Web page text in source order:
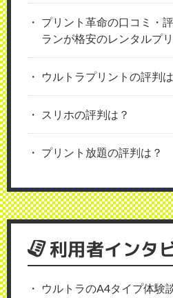
プリント革命の口コミ・
ランが格安のレンタルプ
ウルトラプリントの評判
スリホの評判は？
プリント放題の評判は？
利用者インタ
ウルトラのA4タイプ体験